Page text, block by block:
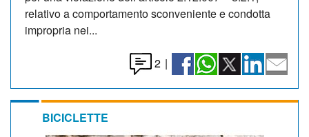
relativo a comportamento sconveniente e condotta
impropria nei...
2 |
BICICLETTE